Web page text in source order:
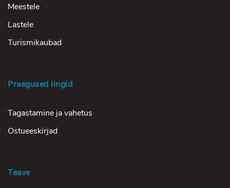
Meestele
Lastele
Turismikaubad
Praegused lingid
Tagastamine ja vahetus
Ostueeskirjad
Teave